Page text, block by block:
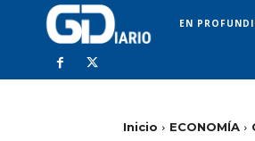
EN
Inicio ECONOMÍA